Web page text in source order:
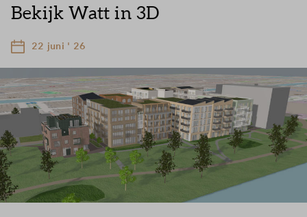
Bekijk Watt in 3D
22 juni ' 26